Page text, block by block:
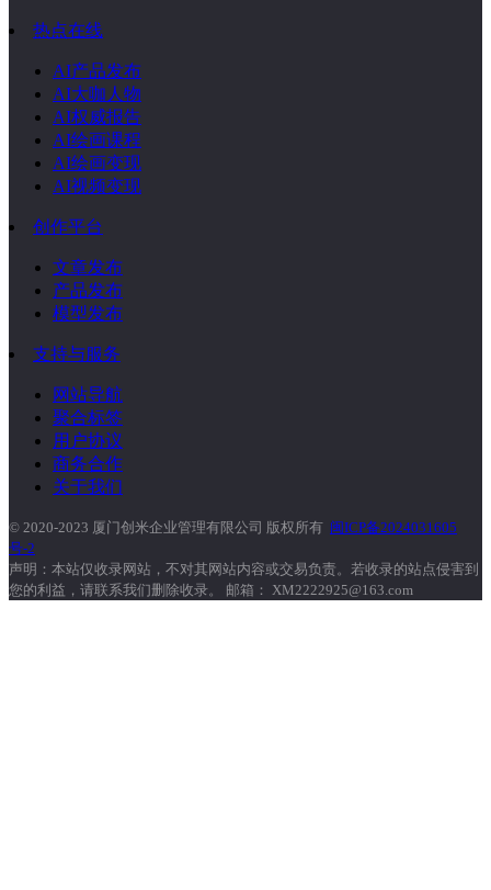
热点在线
AI产品发布
AI大咖人物
AI权威报告
AI绘画课程
AI绘画变现
AI视频变现
创作平台
文章发布
产品发布
模型发布
支持与服务
网站导航
聚合标签
用户协议
商务合作
关于我们
© 2020-2023 厦门创米企业管理有限公司 版权所有 闽ICP备2024031605
号-2
声明：本站仅收录网站，不对其网站内容或交易负责。若收录的站点侵害到
您的利益，请联系我们删除收录。 邮箱： XM2222925@163.com